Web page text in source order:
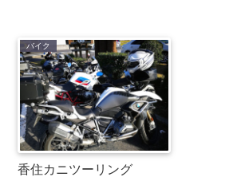
バイク
香住カニツーリング